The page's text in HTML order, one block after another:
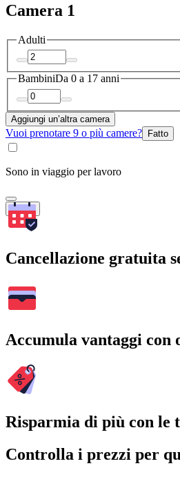
Camera 1
Adulti
BambiniDa 0 a 17 anni
Aggiungi un’altra camera
Vuoi prenotare 9 o più camere? Fatto
Sono in viaggio per lavoro
Cerca
Cancellazione gratuita
Accumula vantaggi con
Risparmia di più con
Controlla i prezzi per